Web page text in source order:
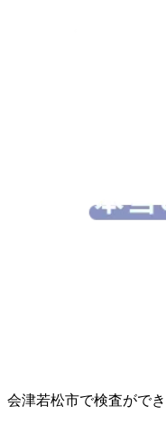
会津若松市で検査がで